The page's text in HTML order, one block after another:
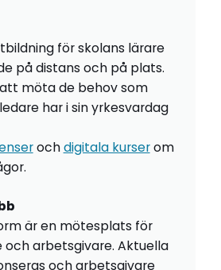
för skolans lärare
på distans och på plats.
möta de behov som
har i sin yrkesvardag
ochdigitala kurserom
är en mötesplats för
arbetsgivare. Aktuella
och arbetsgivare